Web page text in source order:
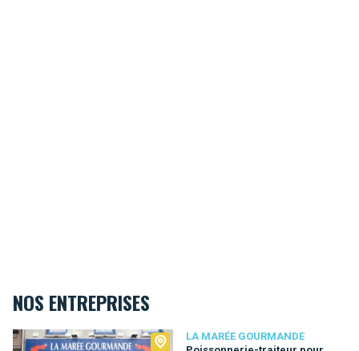
NOS ENTREPRISES
LA MARÉE GOURMANDE
La Marée Gourmande